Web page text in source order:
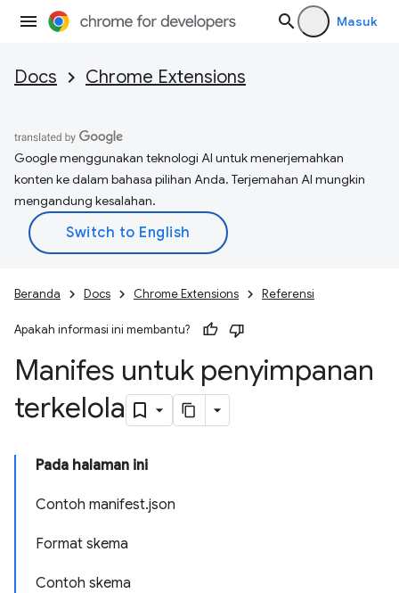
Masuk
Docs Chrome Extensions
Google menggunakan teknologi AI untuk menerjemahkan
konten ke dalam bahasa pilihan Anda. Terjemahan AI mungkin
mengandung kesalahan.
Beranda Docs Chrome Extensions Referensi
Apakah informasi ini membantu?
Manifes untuk penyimpanan
terkelola
Pada halaman ini
Contoh manifest.json
Format skema
Contoh skema